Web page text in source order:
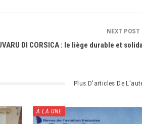
NEXT POST
DI CORSICA : le liège durable et
Plus D'articles De
À LA UNE